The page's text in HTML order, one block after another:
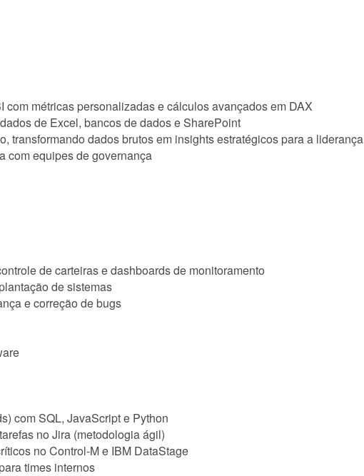
métricas personalizadas e cálculos avançados em DAX
de Excel, bancos de dados e SharePoint
transformando dados brutos em insights estratégicos para a liderança
com equipes de governança
de carteiras e dashboards de monitoramento
de sistemas
e correção de bugs
com SQL, JavaScript e Python
no Jira (metodologia ágil)
no Control-M e IBM DataStage
times internos